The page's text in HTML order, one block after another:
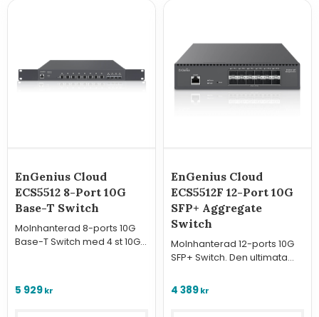
EnGenius Cloud
ECS5512 8-Port 10G
Base-T Switch
Molnhanterad 8-ports 10G
Base-T Switch med 4 st 10G
EnGenius Cloud.
5 929kr
EnGenius Cloud
ECS5512F 12-Port 10G
SFP+ Aggregate
Switch
Molnhanterad 12-ports 10G
SFP+ Switch. Den ultimata
aggregationslösningen för
4 389kr